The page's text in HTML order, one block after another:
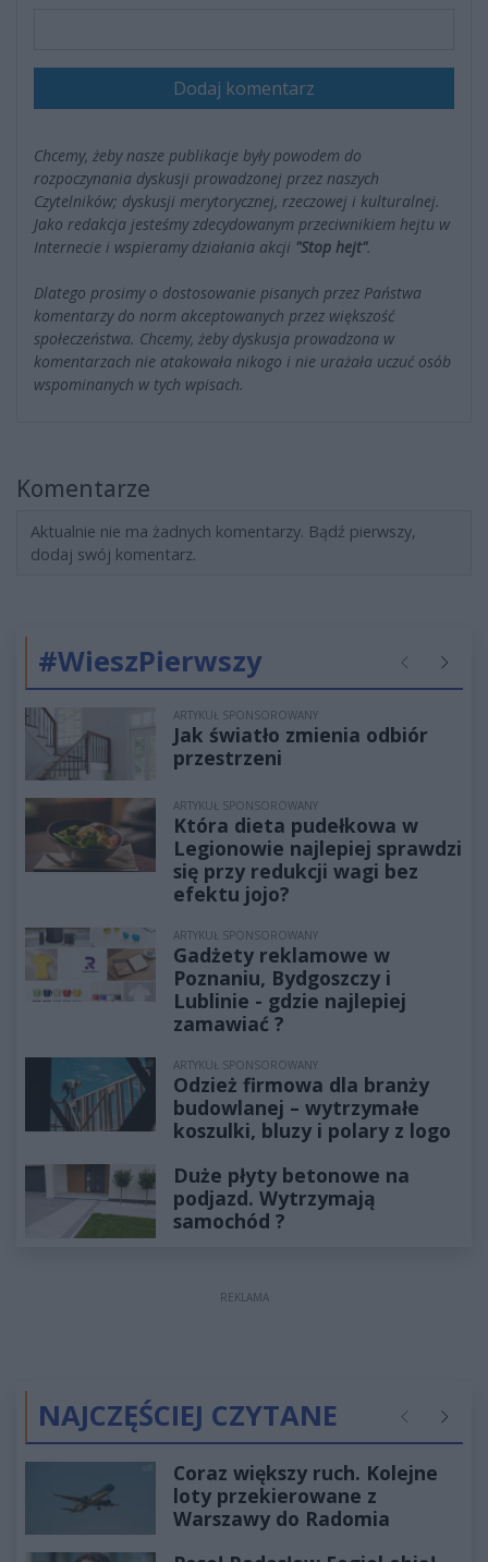
Dodaj komentarz
Chcemy, żeby nasze publikacje były powodem do
rozpoczynania dyskusji prowadzonej przez naszych
Czytelników; dyskusji merytorycznej, rzeczowej i kulturalnej.
Jako redakcja jesteśmy zdecydowanym przeciwnikiem hejtu w
Internecie i wspieramy działania akcji "Stop hejt".
Dlatego prosimy o dostosowanie pisanych przez Państwa
komentarzy do norm akceptowanych przez większość
społeczeństwa. Chcemy, żeby dyskusja prowadzona w
komentarzach nie atakowała nikogo i nie urażała uczuć osób
wspominanych w tych wpisach.
Komentarze
Aktualnie nie ma żadnych komentarzy. Bądź pierwszy,
dodaj swój komentarz.
#WieszPierwszy Poprzednie
ARTYKUŁ SPONSOROWANY
Jak światło zmienia odbiór
przestrzeni
ARTYKUŁ SPONSOROWANY
Która dieta pudełkowa w
Legionowie najlepiej sprawdzi
się przy redukcji wagi bez
efektu jojo?
ARTYKUŁ SPONSOROWANY
Gadżety reklamowe w
Poznaniu, Bydgoszczy i
Lublinie - gdzie najlepiej
zamawiać ?
ARTYKUŁ SPONSOROWANY
Odzież firmowa dla branży
budowlanej – wytrzymałe
koszulki, bluzy i polary z logo
Duże płyty betonowe na
podjazd. Wytrzymają
samochód ?
REKLAMA
NAJCZĘŚCIEJ CZYTANE Poprzednie
Coraz większy ruch. Kolejne
loty przekierowane z
Warszawy do Radomia